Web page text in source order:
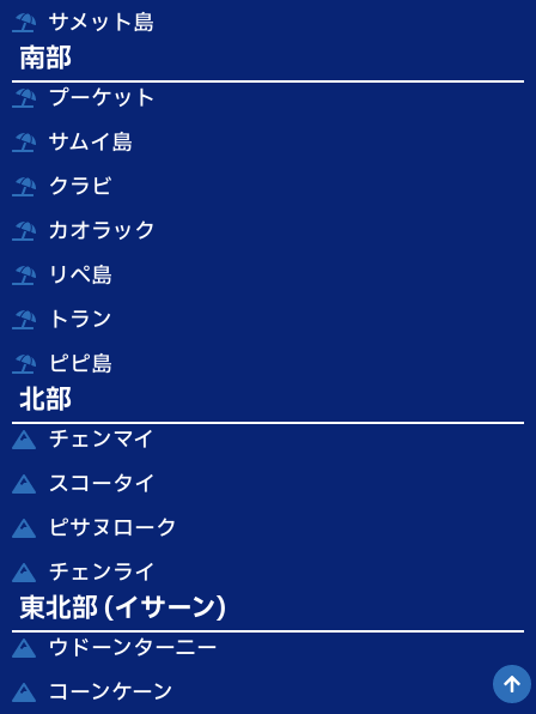
サメット島
南部
プーケット
サムイ島
クラビ
カオラック
リペ島
トラン
ピピ島
北部
チェンマイ
スコータイ
ピサヌローク
チェンライ
東北部 (イサーン)
ウドーンターニー
コーンケーン